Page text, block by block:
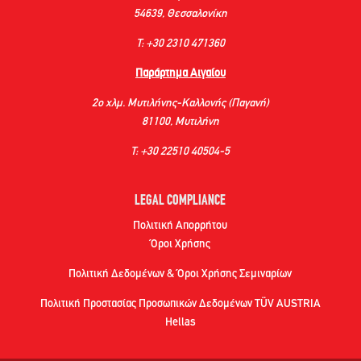
54639, Θεσσαλονίκη
Τ: +30 2310 471360
Παράρτημα Αιγαίου
2ο χλμ. Μυτιλήνης-Καλλονής (Παγανή)
81100, Μυτιλήνη
Τ: +30 22510 40504-5
LEGAL COMPLIANCE
Πολιτική Απορρήτου
Όροι Χρήσης
Πολιτική Δεδομένων & Όροι Χρήσης Σεμιναρίων
Πολιτική Προστασίας Προσωπικών Δεδομένων TÜV AUSTRIA
Hellas